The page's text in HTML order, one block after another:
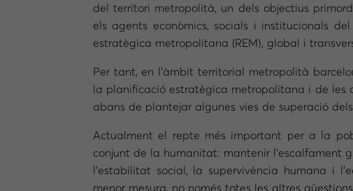
del territori metropolità, un dels objectius
els agents econòmics, socials i institucionals
estratègica metropolitana (REM), global i
Per tant, en l’àmbit territorial metropolità
la planificació estratègica metropolitana i de
abans de plantejar algunes vies de superació
Actualment el repte més important per a la
conjunt de la humanitat: mantenir l’escalfament
l’estabilitat social, la supervivència humana i
menor mesura, no només totes les altres